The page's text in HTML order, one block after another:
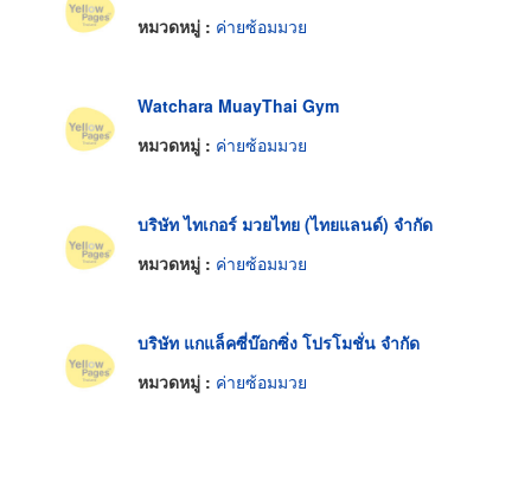
หมวดหมู่ : ค่ายซ้อมมวย
Watchara MuayThai Gym
หมวดหมู่ : ค่ายซ้อมมวย
บริษัท ไทเกอร์ มวยไทย (ไทยแลนด์) จำกัด
หมวดหมู่ : ค่ายซ้อมมวย
บริษัท แกแล็คซี่บ๊อกซิ่ง โปรโมชั่น จำกัด
หมวดหมู่ : ค่ายซ้อมมวย